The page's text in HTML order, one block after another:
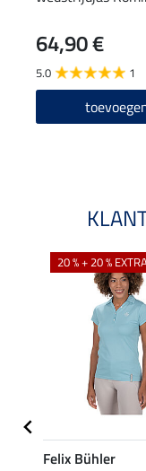
64,90 €
5.0 1
20 % + 20 %
Felix Bühler